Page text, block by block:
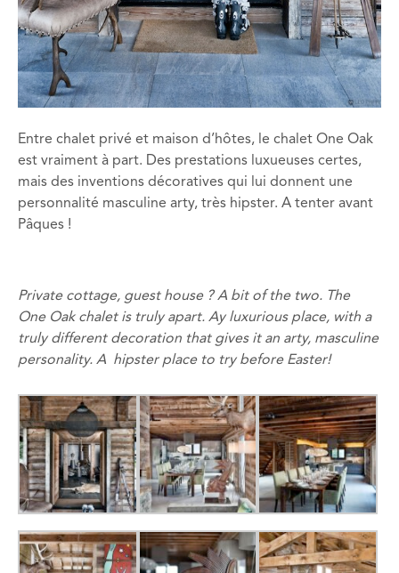
Entre chalet privé et maison d’hôtes, le chalet One Oak
est vraiment à part. Des prestations luxueuses certes,
mais des inventions décoratives qui lui donnent une
personnalité masculine arty, très hipster. A tenter avant
Pâques !
Private cottage, guest house ? A bit of the two. The
One Oakchaletis truly apart. Ay luxurious place, with a
truly different decoration that gives it an arty, masculine
personality. A hipster place to try before Easter!